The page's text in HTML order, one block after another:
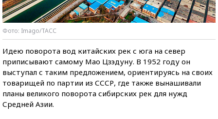
Фото: Imago/ТАСС
Идею поворота вод китайских рек с юга на север
приписывают самому Мао Цзэдуну. В 1952 году он
выступал с таким предложением, ориентируясь на своих
товарищей по партии из СССР, где также вынашивали
планы великого поворота сибирских рек для нужд
Средней Азии.